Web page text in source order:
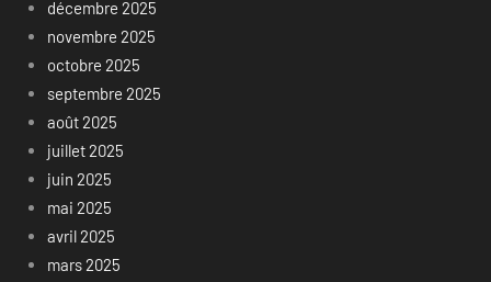
décembre 2025
novembre 2025
octobre 2025
septembre 2025
août 2025
juillet 2025
juin 2025
mai 2025
avril 2025
mars 2025